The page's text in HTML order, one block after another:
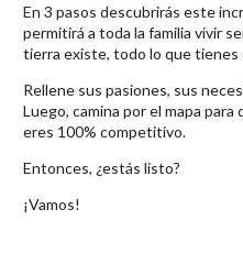
En 3 pasos descubrirás este
permitirá a toda la familia vivir
tierra existe, todo lo que tienes
Rellene sus pasiones, sus
Luego, camina por el mapa
eres 100% competitivo.
Entonces, ¿estás listo?
¡Vamos!